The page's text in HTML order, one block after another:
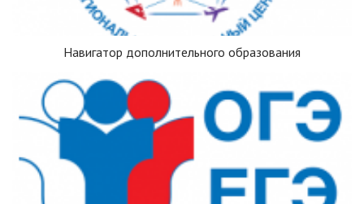
Навигатор дополнительного образования